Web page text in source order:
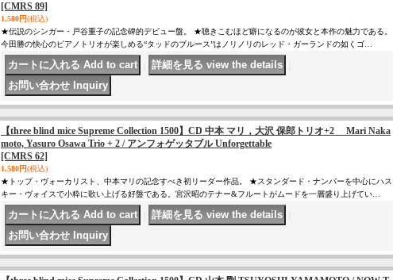
[CMRS 89]
1,580円(税込)
★伝説のシンガー・戸谷重子の記念碑的デビュー盤。 ★聴きこむほど癖になるのが彼女と本作の魅力である。
今田勝の快心のピアノトリオが楽しめる“タッドのブルース”はノリノリのレッド・ガーランドの如くゴ…
【three blind mice Supreme Collection 1500】CD 中本 マリ，大沢 保郎トリオ+2 Mari Naka
moto, Yasuro Osawa Trio + 2 / アンフォゲッタブル Unforgettable
[CMRS 62]
1,580円(税込)
★トップ・ヴォーカリスト、中本マリの記念すべき初リーダー作品。 ★スタンダード・ナンバーを中心にハス
キー・ヴォイスで小粋に歌い上げる好盤である。宮沢昭のテナー&フルートがムードを一層盛り上げてい…